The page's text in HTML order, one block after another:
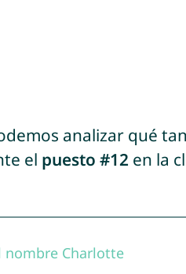
analizar qué
el puesto #12 en la